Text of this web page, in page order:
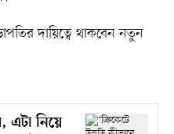
দায়িত্বে থাকবেন নতুন
এটা নিয়ে